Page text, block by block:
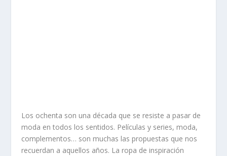
Los ochenta son una década que se resiste a pasar de
moda en todos los sentidos. Películas y series, moda,
complementos… son muchas las propuestas que nos
recuerdan a aquellos años. La ropa de inspiración